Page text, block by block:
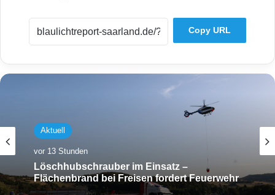
Copy URL
Aktuell
vor 13 Stunden
Löschhubschrauber im Einsatz –
Flächenbrand bei Freisen fordert Feuerwehr